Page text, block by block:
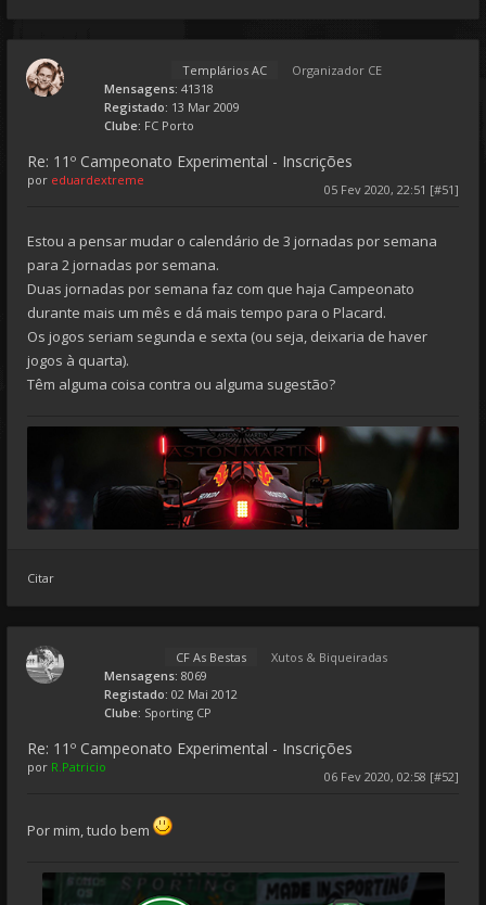
Templários AC
Organizador CE
Mensagens: 41318
Registado: 13 Mar 2009
Clube: FC Porto
Re: 11º Campeonato Experimental - Inscrições
05 Fev 2020, 22:51 [#51]
por eduardextreme
Estou a pensar mudar o calendário de 3 jornadas por semana
para 2 jornadas por semana.
Duas jornadas por semana faz com que haja Campeonato
durante mais um mês e dá mais tempo para o Placard.
Os jogos seriam segunda e sexta (ou seja, deixaria de haver
jogos à quarta).
Têm alguma coisa contra ou alguma sugestão?
Citar
CF As Bestas
Xutos & Biqueiradas
Mensagens: 8069
Registado: 02 Mai 2012
Clube: Sporting CP
Re: 11º Campeonato Experimental - Inscrições
06 Fev 2020, 02:58 [#52]
por R.Patricio
Por mim, tudo bem